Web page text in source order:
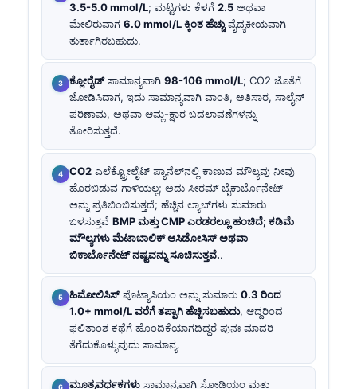
3.5-5.0 mmol/L; ಮಟ್ಟಗಳು ಕೆಳಗೆ 2.5 ಅಥವಾ
ಮೇಲಿರುವಾಗ 6.0 mmol/L ಕ್ಕಿಂತ ಹೆಚ್ಚುವೈದ್ಯಕೀಯವಾಗಿ
ತುರ್ತಾಗಿರಬಹುದು.
ಕ್ಲೋರೈಡ್ಸಾಮಾನ್ಯವಾಗಿ 98-106 mmol/L; CO2 ಜೊತೆಗೆ
ಜೋಡಿಸಿದಾಗ, ಇದು ಸಾಮಾನ್ಯವಾಗಿ ವಾಂತಿ, ಅತಿಸಾರ, ಸಾಲೈನ್
ಪರಿಣಾಮ, ಅಥವಾ ಆಮ್ಲ-ಕ್ಷಾರ ಬದಲಾವಣೆಗಳನ್ನು
ತೋರಿಸುತ್ತದೆ.
CO2 ಎಲೆಕ್ಟ್ರೋಲೈಟ್ ಪ್ಯಾನೆಲ್‌ನಲ್ಲಿ ಕಾಣುವ ಮೌಲ್ಯವು ನೀವು
ಹೊರಬಿಡುವ ಗಾಳಿಯಲ್ಲ; ಅದು ಸೀರಮ್ ಬೈಕಾರ್ಬೊನೇಟ್
ಅನ್ನು ಪ್ರತಿಬಿಂಬಿಸುತ್ತದೆ; ಹೆಚ್ಚಿನ ಲ್ಯಾಬ್‌ಗಳು ಸುಮಾರು
ಬಳಸುತ್ತವೆ BMP ಮತ್ತು CMP ಎರಡರಲ್ಲೂ ಹಂಚಿದೆ; ಕಡಿಮೆ
ಮೌಲ್ಯಗಳು ಮೆಟಾಬಾಲಿಕ್ ಆಸಿಡೋಸಿಸ್ ಅಥವಾ
ಬಿಕಾರ್ಬೊನೇಟ್ ನಷ್ಟವನ್ನು ಸೂಚಿಸುತ್ತವೆ..
ಹಿಮೋಲಿಸಿಸ್ಪೊಟ್ಯಾಸಿಯಂ ಅನ್ನು ಸುಮಾರು 0.3 ರಿಂದ
1.0+ mmol/L ವರೆಗೆ ತಪ್ಪಾಗಿ ಹೆಚ್ಚಿಸಬಹುದು, ಆದ್ದರಿಂದ
ಫಲಿತಾಂಶ ಕಥೆಗೆ ಹೊಂದಿಕೆಯಾಗದಿದ್ದರೆ ಪುನಃ ಮಾದರಿ
ತೆಗೆದುಕೊಳ್ಳುವುದು ಸಾಮಾನ್ಯ.
ಮೂತ್ರವರ್ಧಕಗಳು ಸಾಮಾನ್ಯವಾಗಿ ಸೋಡಿಯಂ ಮತ್ತು